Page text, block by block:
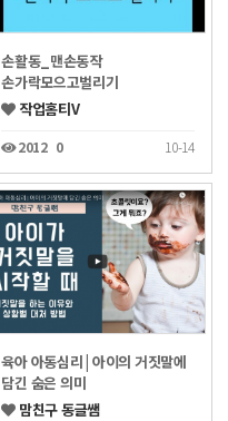
손활동_맨손동작
손가락모으고벌리기
작업홈티V
2012 0 10-14
육아 아동심리 | 아이의 거짓말에
담긴 숨은 의미
맘친구 동글쌤